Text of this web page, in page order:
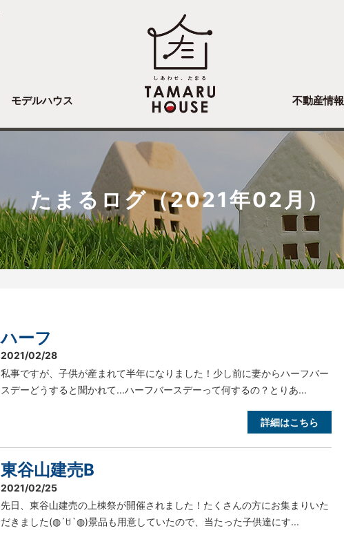
モデルハウス 不動産情報
たまるログ（2021年02月）
ハーフ
2021/02/28
私事ですが、子供が産まれて半年になりました！少し前に妻からハーフバー
スデーどうすると聞かれて...ハーフバースデーって何するの？とりあ...
詳細はこちら
東谷山建売B
2021/02/25
先日、東谷山建売の上棟祭が開催されました！たくさんの方にお集まりいた
だきました(◍´ꇴ`◍)景品も用意していたので、当たった子供達にす...